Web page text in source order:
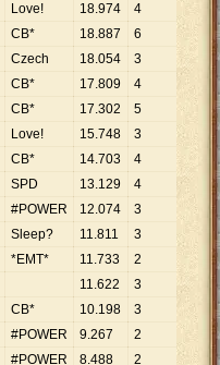
Love! 18.974
4
CB* 18.887
6
Czech 18.054
3
CB* 17.809
4
CB* 17.302
5
Love! 15.748
3
CB* 14.703
4
SPD 13.129
4
#POWER 12.074
3
Sleep? 11.811
3
*EMT* 11.733
2
11.622
3
CB* 10.198
3
#POWER 9.267
2
#POWER 8.488
2